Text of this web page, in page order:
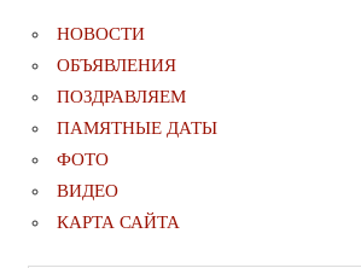
НОВОСТИ
ОБЪЯВЛЕНИЯ
ПОЗДРАВЛЯЕМ
ПАМЯТНЫЕ ДАТЫ
ФОТО
ВИДЕО
КАРТА САЙТА